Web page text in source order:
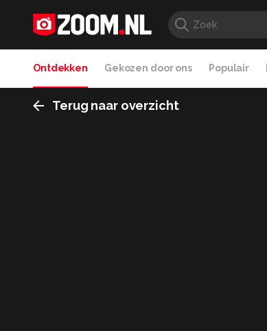
Ontdekken Gekozen door ons Populair
Terug naar overzicht